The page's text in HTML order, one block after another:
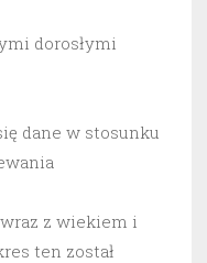
dorosłymi
dane w stosunku
z wiekiem i
ten został